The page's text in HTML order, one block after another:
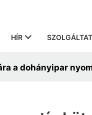
HÍR
a dohányipar